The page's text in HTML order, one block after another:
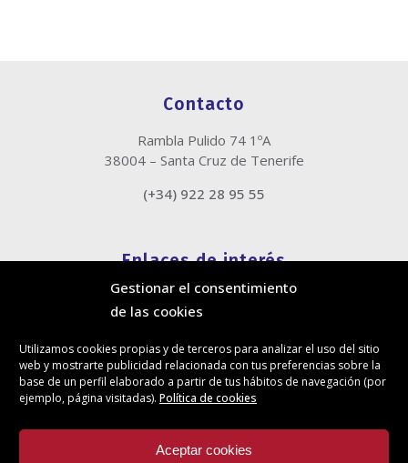
Gestionar el consentimiento
de las cookies
Utilizamos cookies propias y de terceros para analizar el uso del sitio
web y mostrarte publicidad relacionada con tus preferencias sobre la
base de un perfil elaborado a partir de tus hábitos de navegación (por
ejemplo, página visitadas). Política de cookies
Aceptar cookies
Contacto
Rambla Pulido 74 1ºA
38004 – Santa Cruz de Tenerife
(+34) 922 28 95 55
Enlaces de interés
Política de cookies
Política de privacidad
Canal de denuncias
Protección de privacidad en redes sociales
Síguenos